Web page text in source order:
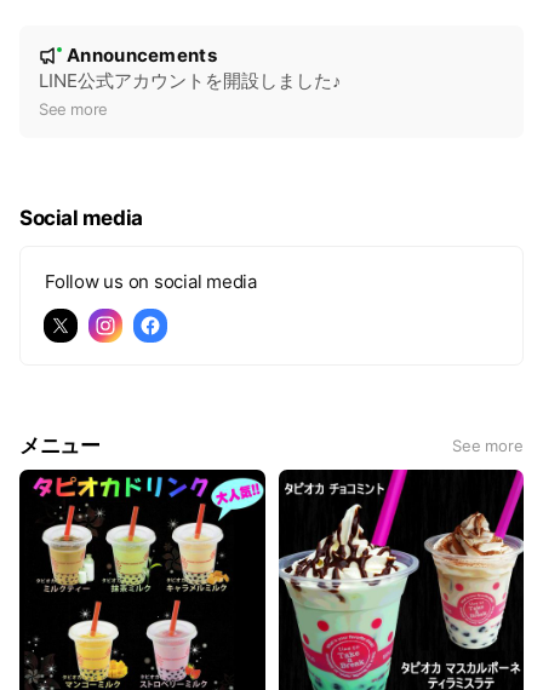
ただきますので、是非ご登録をよろしくお願いします♪
e
New
Announcements
LINE公式アカウントを開設しました♪
See more
Social media
Follow us on social media
メニュー See more